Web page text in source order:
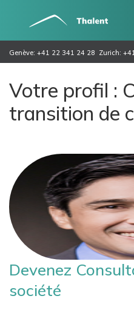
Genève: +41 22 341 24 28 Zurich:
Votre profil :
transition de
Devenez
société